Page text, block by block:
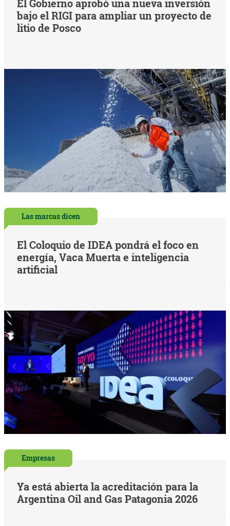
El Gobierno aprobó una nueva inversión
bajo el RIGI para ampliar un proyecto de
litio de Posco
Las marcas dicen
El Coloquio de IDEA pondrá el foco en
energía, Vaca Muerta e inteligencia
artificial
Empresas
Ya está abierta la acreditación para la
Argentina Oil and Gas Patagonia 2026